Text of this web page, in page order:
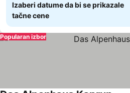
Izaberi datume da bi se prikazale
tačne cene
Popularan izbor